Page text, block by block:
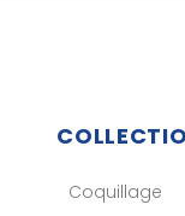
Coquillage